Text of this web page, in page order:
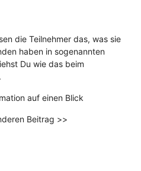
die Teilnehmer das, was sie
haben in sogenannten
Du wie das beim
auf einen Blick
Beitrag >>